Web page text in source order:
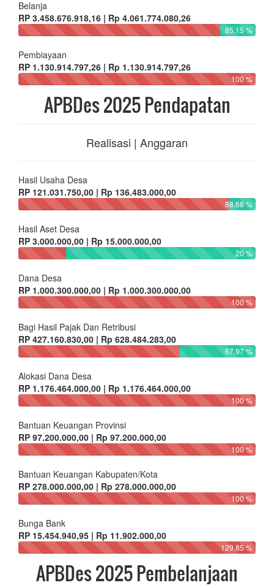
Belanja
RP 3.458.676.918,16 | Rp 4.061.774.080,26
85.15 %
Pembiayaan
RP 1.130.914.797,26 | Rp 1.130.914.797,26
100 %
APBDes 2025 Pendapatan
Realisasi | Anggaran
Hasil Usaha Desa
RP 121.031.750,00 | Rp 136.483.000,00
88.68 %
Hasil Aset Desa
RP 3.000.000,00 | Rp 15.000.000,00
20 %
Dana Desa
RP 1.000.300.000,00 | Rp 1.000.300.000,00
100 %
Bagi Hasil Pajak Dan Retribusi
RP 427.160.830,00 | Rp 628.484.283,00
67.97 %
Alokasi Dana Desa
RP 1.176.464.000,00 | Rp 1.176.464.000,00
100 %
Bantuan Keuangan Provinsi
RP 97.200.000,00 | Rp 97.200.000,00
100 %
Bantuan Keuangan Kabupaten/Kota
RP 278.000.000,00 | Rp 278.000.000,00
100 %
Bunga Bank
RP 15.454.940,95 | Rp 11.902.000,00
129.85 %
APBDes 2025 Pembelanjaan